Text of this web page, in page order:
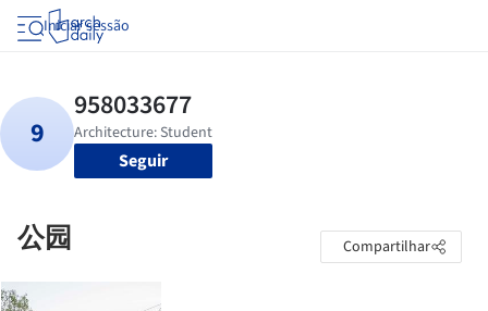
Iniciar sessão
Seguir
公园 Compartilhar